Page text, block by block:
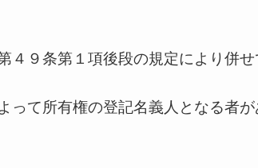
４９条第１項後段の規定により併
って所有権の登記名義人となる者が